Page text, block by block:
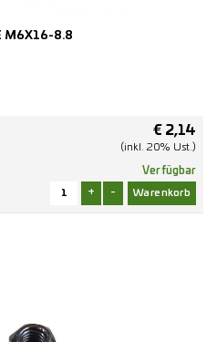
M6X16-8.8
€2,14
(inkl. 20% Ust.)
Verfügbar
+ -